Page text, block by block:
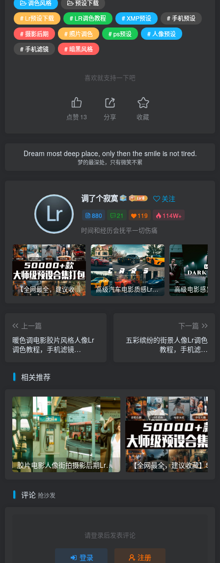
调色风格
预设下载
# Lr预设下载
# LR调色教程 # XMP预设
# 手机预设
# 摄影后期
# 照片调色 # ps预设
# 人像预设
# 手机滤镜
# 暗黑风格
喜欢就支持一下吧
点赞 13 分享 收藏
Dream most deep place, only then the smile is not tired.
梦的最深处，只有微笑不累
调了个寂寞 关注
880 21 119 114W+
时间和经历会抚平一切伤痛
【全网最全，建议收藏】5万多款Lr顶级调色预设合集，精心整理，分类清晰，摄影师调色师必备素材，够用一辈子！ 高级汽车电影质感Lr调色教程，手机滤镜PS+Lightroom预设下载！
上一篇
暖色调电影胶片风格人像Lr
调色教程，手机滤镜
下一篇
五彩缤纷的街景人像Lr调色
教程，手机滤镜
相关推荐
胶片电影人像街拍摄影后期Lr调色教程，手机滤镜PS+Lightroom预设下载！
评论 抢沙发
请登录后发表评论
登录 注册